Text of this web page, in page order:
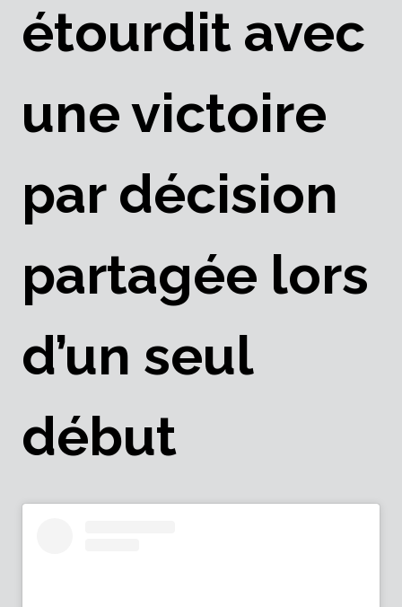
étourdit avec
une victoire
par décision
partagée lors
d’un seul
début